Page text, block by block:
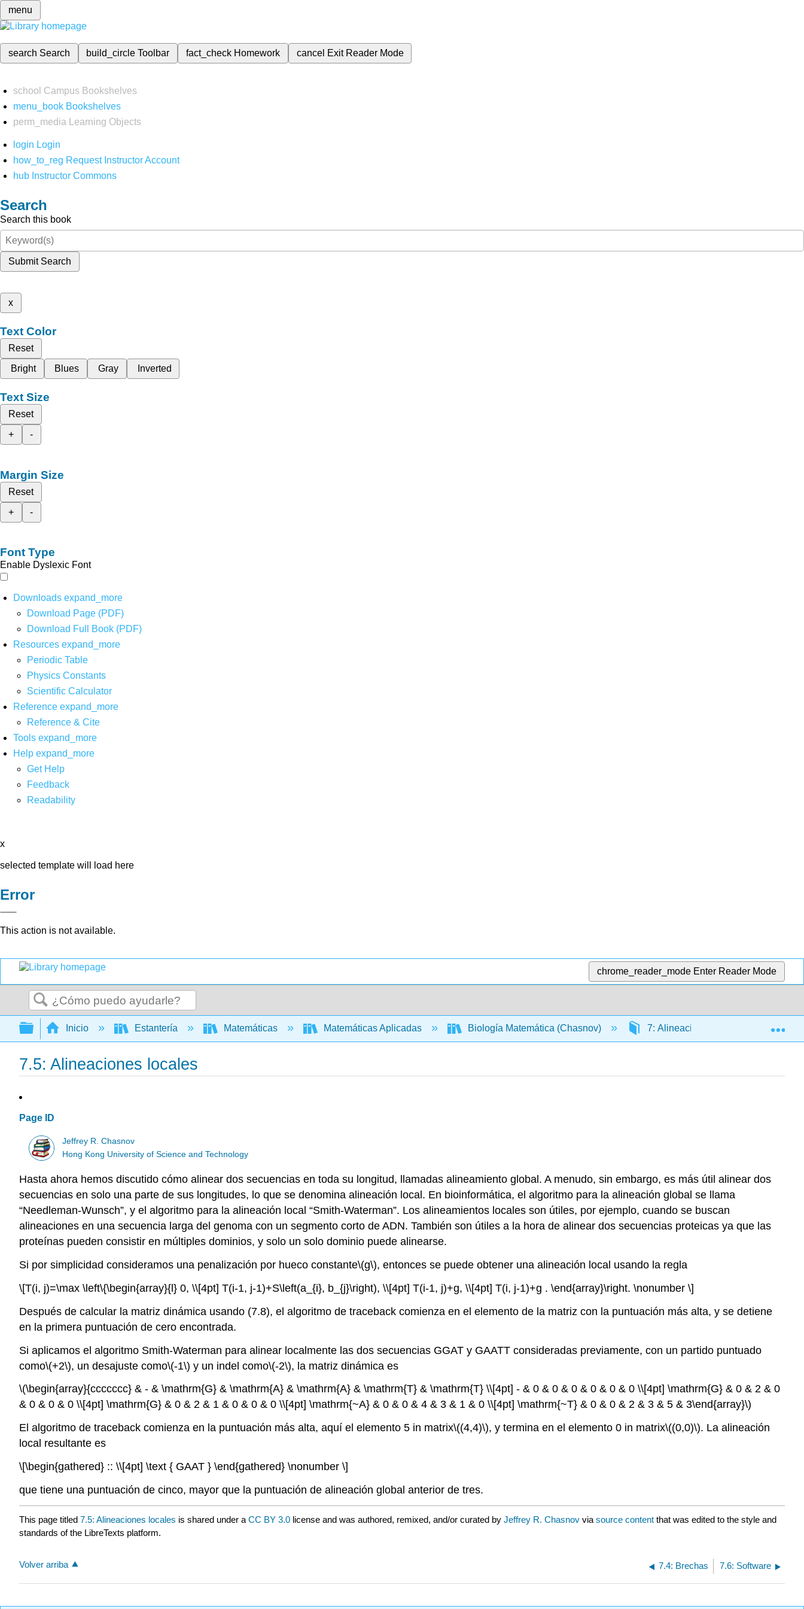
menu
search Search build_circleToolbar fact_check Homework cancel Exit Reader Mode
school Campus Bookshelves
menu_book Bookshelves
perm_media
Learning Objects
login Login
how_to_reg Request Instructor Account
hub Instructor Commons
Search
Search this book
Submit Search
x
Text Color
Reset
Bright
Blues Gray Inverted
Text Size
Reset
+
-
Margin Size
Reset
+
-
Font Type
Enable Dyslexic Font
Downloads expand_more
Download Page (PDF)
Download Full Book (PDF)
Resources expand_more
Periodic Table
Physics Constants
Scientific Calculator
Reference expand_more
Reference & Cite
Tools expand_more
Help expand_more
Get Help
Feedback
Readability
x
selected template will load here
Error
This action is not available.
chrome_reader_mode Enter Reader Mode
Buscar
Expandir/contraer jerarquía global
Inicio Estantería Matemáticas Matemáticas Aplicadas Biología Matemática (Chasnov) 7: Alineación de Secuencias
7.5: Alineaciones locales
Page ID
Jeffrey R. Chasnov
Hong Kong University of Science and Technology
Hasta ahora hemos discutido cómo alinear dos secuencias en toda su longitud, llamadas alineamiento global. A menudo, sin embargo, es más útil alinear dos
secuencias en solo una parte de sus longitudes, lo que se denomina alineación local. En bioinformática, el algoritmo para la alineación global se llama
“Needleman-Wunsch”, y el algoritmo para la alineación local “Smith-Waterman”. Los alineamientos locales son útiles, por ejemplo, cuando se buscan
alineaciones en una secuencia larga del genoma con un segmento corto de ADN. También son útiles a la hora de alinear dos secuencias proteicas ya que las
proteínas pueden consistir en múltiples dominios, y solo un solo dominio puede alinearse.
Si por simplicidad consideramos una penalización por hueco constante\(g\), entonces se puede obtener una alineación local usando la regla
\[T(i, j)=\max \left\{\begin{array}{l} 0, \\[4pt] T(i-1, j-1)+S\left(a_{i}, b_{j}\right), \\[4pt] T(i-1, j)+g, \\[4pt] T(i, j-1)+g . \end{array}\right. \nonumber \]
Después de calcular la matriz dinámica usando (7.8), el algoritmo de traceback comienza en el elemento de la matriz con la puntuación más alta, y se detiene
en la primera puntuación de cero encontrada.
Si aplicamos el algoritmo Smith-Waterman para alinear localmente las dos secuencias GGAT y GAATT consideradas previamente, con un partido puntuado
como\(+2\), un desajuste como\(-1\) y un indel como\(-2\), la matriz dinámica es
\(\begin{array}{ccccccc} & - & \mathrm{G} & \mathrm{A} & \mathrm{A} & \mathrm{T} & \mathrm{T} \\[4pt] - & 0 & 0 & 0 & 0 & 0 & 0 \\[4pt] \mathrm{G} & 0 & 2 & 0
& 0 & 0 & 0 \\[4pt] \mathrm{G} & 0 & 2 & 1 & 0 & 0 & 0 \\[4pt] \mathrm{~A} & 0 & 0 & 4 & 3 & 1 & 0 \\[4pt] \mathrm{~T} & 0 & 0 & 2 & 3 & 5 & 3\end{array}\)
El algoritmo de traceback comienza en la puntuación más alta, aquí el elemento 5 in matrix\((4,4)\), y termina en el elemento 0 in matrix\((0,0)\). La alineación
local resultante es
\[\begin{gathered} :: \\[4pt] \text { GAAT } \end{gathered} \nonumber \]
que tiene una puntuación de cinco, mayor que la puntuación de alineación global anterior de tres.
This page titled 7.5: Alineaciones locales is shared under a CC BY 3.0 license and was authored, remixed, and/or curated by Jeffrey R. Chasnov via source content that was edited to the style and
standards of the LibreTexts platform.
Volver arriba 7.4: Brechas 7.6: Software